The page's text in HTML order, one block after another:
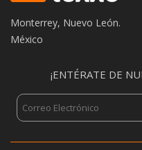
Monterrey, Nuevo León.
México
¡ENTÉRATE DE